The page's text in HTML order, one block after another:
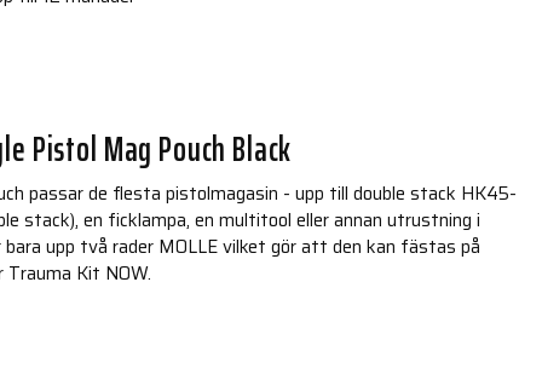
Pistol Mag Pouch Black
passar de flesta pistolmagasin - upp till double stack HK45-
stack), en ficklampa, en multitool eller annan utrustning i
upp två rader MOLLE vilket gör att den kan fästas på
Trauma Kit NOW.